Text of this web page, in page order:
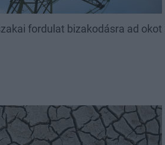
fordulat bizakodásra ad okot